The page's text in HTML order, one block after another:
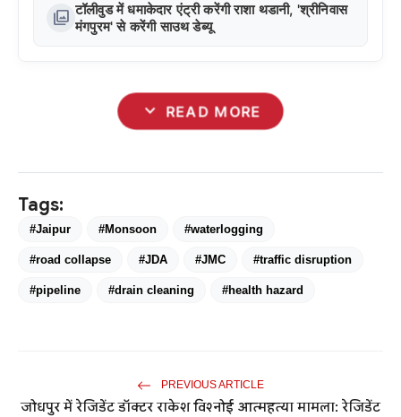
photo_library टॉलीवुड में धमाकेदार एंट्री करेंगी राशा थडानी, 'श्रीनिवास
मंगपुरम' से करेंगी साउथ डेब्यू
expand_more READ MORE
Tags:
#Jaipur #Monsoon #waterlogging
#road collapse #JDA #JMC #traffic disruption
#pipeline #drain cleaning #health hazard
PREVIOUS ARTICLE
जोधपुर में रेजिडेंट डॉक्टर राकेश विश्नोई आत्महत्या मामला: रेजिडेंट